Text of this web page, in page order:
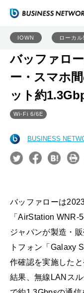
IOWN ローカル
バッファロ
ー・スマホ
ット約
Wi-Fi 6/6E
BUSINESS
バッファローは
「AirStation WNR-
ジャパンが製造・
トフォン「Galaxy
作確認を実施した
結果、無線LANス